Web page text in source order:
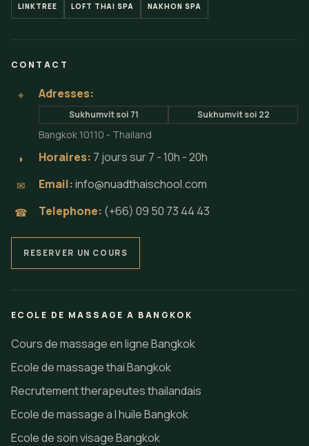
LINKTREE LOFT THAI SPA NAKHON SPA
CONTACT
⌖ Adresses:
Sukhumvit soi 71 Sukhumvit soi 22
Bangkok 10110 - Thailand
◗ Horaires: 7 jours sur 7 - 10h - 20h
✉ Email:info@nuadthaischool.com
☎ Telephone: (+66) 09 50 73 44 43
RESERVER UN COURS
ECOLE DE MASSAGE A BANGKOK
Cours de massage en ligne Bangkok
Ecole de massage thai Bangkok
Recrutement therapeutes thailandais
Ecole de massage a l huile Bangkok
Ecole de soin visage Bangkok